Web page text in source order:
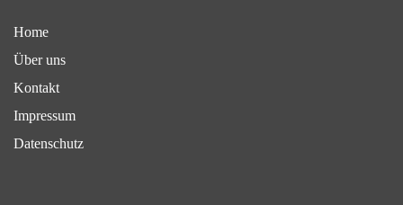
Home
Über uns
Kontakt
Impressum
Datenschutz